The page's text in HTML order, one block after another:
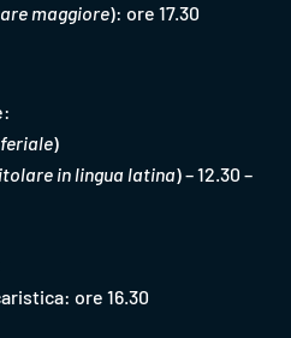
maggiore): ore 17.30
)
in lingua latina) – 12.30 –
ore 16.30